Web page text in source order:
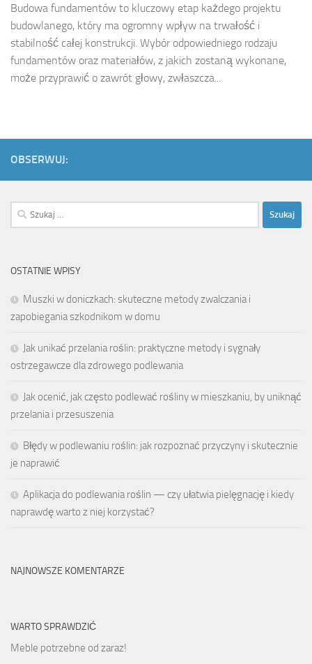
Budowa fundamentów to kluczowy etap każdego projektu
budowlanego, który ma ogromny wpływ na trwałość i
stabilność całej konstrukcji. Wybór odpowiedniego rodzaju
fundamentów oraz materiałów, z jakich zostaną wykonane,
może przyprawić o zawrót głowy, zwłaszcza...
OBSERWUJ:
Szukaj:
OSTATNIE WPISY
Muszki w doniczkach: skuteczne metody zwalczania i
zapobiegania szkodnikom w domu
Jak unikać przelania roślin: praktyczne metody i sygnały
ostrzegawcze dla zdrowego podlewania
Jak ocenić, jak często podlewać rośliny w mieszkaniu, by uniknąć
przelania i przesuszenia
Błędy w podlewaniu roślin: jak rozpoznać przyczyny i skutecznie
je naprawić
Aplikacja do podlewania roślin — czy ułatwia pielęgnację i kiedy
naprawdę warto z niej korzystać?
NAJNOWSZE KOMENTARZE
WARTO SPRAWDZIĆ
Meble potrzebne od zaraz!